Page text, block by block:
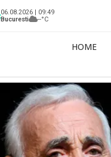
06.08.2026 | 09:49
Bucuresti
--°C
HOME